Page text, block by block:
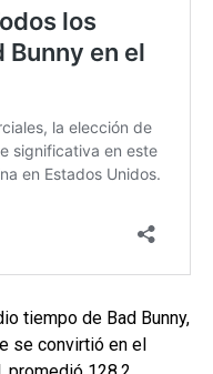
tiempo de Bad Bunny,
se convirtió en el